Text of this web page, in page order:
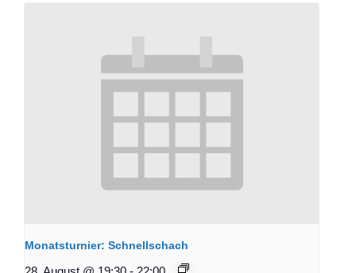
Monatsturnier: Schnellschach